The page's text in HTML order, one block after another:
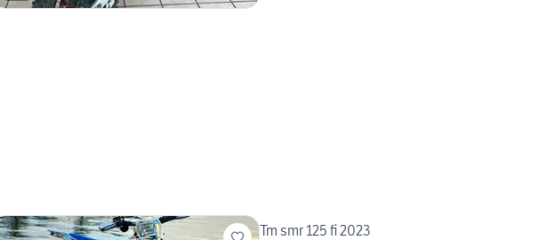
Tm smr 125 fi 2023